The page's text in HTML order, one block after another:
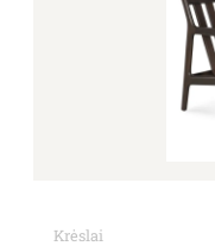
Krėslai